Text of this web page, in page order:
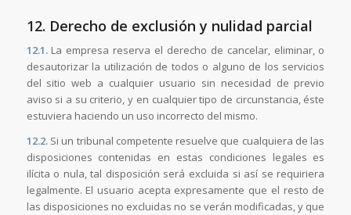
12. Derecho de exclusión y nulidad parcial
12.1.La empresa reserva el derecho de cancelar, eliminar, o
desautorizar la utilización de todos o alguno de los servicios
del sitio web a cualquier usuario sin necesidad de previo
aviso si a su criterio, y en cualquier tipo de circunstancia, éste
estuviera haciendo un uso incorrecto del mismo.
12.2.Si un tribunal competente resuelve que cualquiera de las
disposiciones contenidas en estas condiciones legales es
ilícita o nula, tal disposición será excluida si así se requiriera
legalmente. El usuario acepta expresamente que el resto de
las disposiciones no excluidas no se verán modificadas, y que